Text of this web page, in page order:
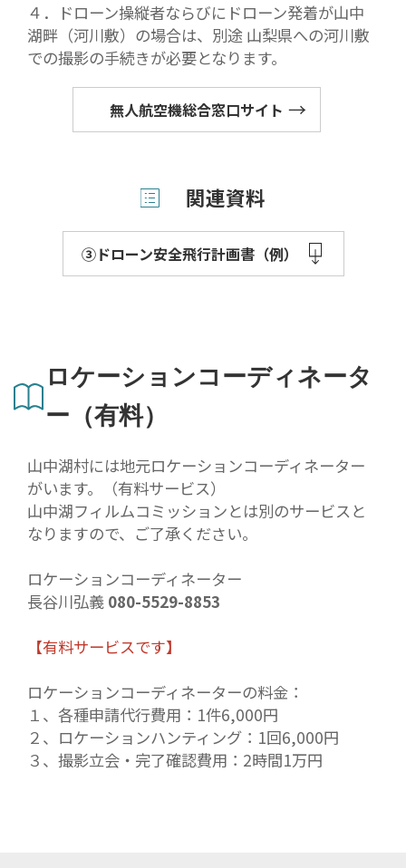
４．ドローン操縦者ならびにドローン発着が山中
湖畔（河川敷）の場合は、別途 山梨県への河川敷
での撮影の手続きが必要となります。
無人航空機総合窓口サイト
関連資料
③ドローン安全飛行計画書（例）
ロケーションコーディネータ
ー（有料）
山中湖村には地元ロケーションコーディネーター
がいます。（有料サービス）
山中湖フィルムコミッションとは別のサービスと
なりますので、ご了承ください。
ロケーションコーディネーター
長谷川弘義 080-5529-8853
【有料サービスです】
ロケーションコーディネーターの料金：
１、各種申請代行費用：1件6,000円
２、ロケーションハンティング：1回6,000円
３、撮影立会・完了確認費用：2時間1万円